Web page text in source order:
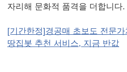
자리해 문화적 품격을 더합니다.
[기간한정]경공매 초보도 전문
땅집봇 추천 서비스, 지금 반값